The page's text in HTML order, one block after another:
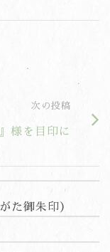
次の投稿
様を目印に
た御朱印）